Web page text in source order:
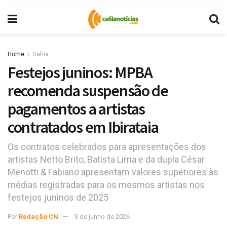
Home Bahia
Festejos juninos: MPBA
recomenda suspensão de
pagamentos a artistas
contratados em Ibirataia
Os contratos celebrados para apresentações dos
artistas Netto Brito, Batista Lima e da dupla César
Menotti & Fabiano apresentam valores superiores às
médias registradas para os mesmos artistas nos
festejos juninos de 2025
Por Redação CN 3 de junho de 2026